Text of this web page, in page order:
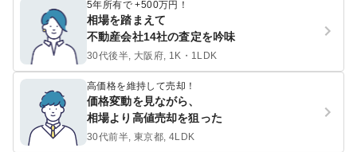
5年所有で +500万円！
相場を踏まえて
不動産会社14社の査定を吟味
30代後半, 大阪府, 1K・1LDK
高価格を維持して売却！
価格変動を見ながら、
相場より高値売却を狙った
30代前半, 東京都, 4LDK